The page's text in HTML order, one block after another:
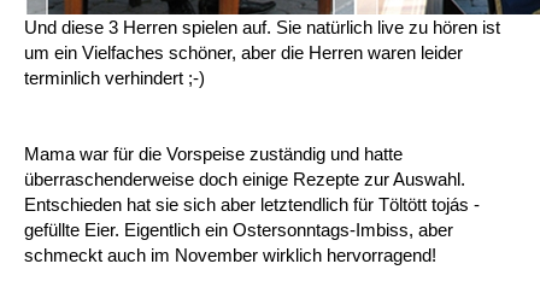
Und diese 3 Herren spielen auf. Sie natürlich live zu hören ist
um ein Vielfaches schöner, aber die Herren waren leider
terminlich verhindert ;-)
Mama war für die Vorspeise zuständig und hatte
überraschenderweise doch einige Rezepte zur Auswahl.
Entschieden hat sie sich aber letztendlich für Töltött tojás -
gefüllte Eier. Eigentlich ein Ostersonntags-Imbiss, aber
schmeckt auch im November wirklich hervorragend!